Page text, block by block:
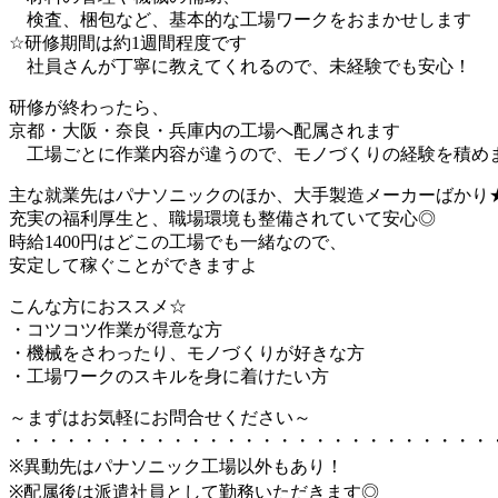
検査、梱包など、基本的な工場ワークをおまかせします
☆研修期間は約1週間程度です
社員さんが丁寧に教えてくれるので、未経験でも安心！
研修が終わったら、
京都・大阪・奈良・兵庫内の工場へ配属されます
工場ごとに作業内容が違うので、モノづくりの経験を積め
主な就業先はパナソニックのほか、大手製造メーカーばか
充実の福利厚生と、職場環境も整備されていて安心◎
時給1400円はどこの工場でも一緒なので、
安定して稼ぐことができますよ
こんな方におススメ☆
・コツコツ作業が得意な方
・機械をさわったり、モノづくりが好きな方
・工場ワークのスキルを身に着けたい方
～まずはお気軽にお問合せください～
・・・・・・・・・・・・・・・・・・・・・・・・・・・
※異動先はパナソニック工場以外もあり！
※配属後は派遣社員として勤務いただきます◎